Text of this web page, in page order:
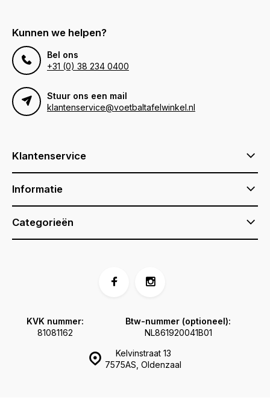
Kunnen we helpen?
Bel ons
+31 (0) 38 234 0400
Stuur ons een mail
klantenservice@voetbaltafelwinkel.nl
Klantenservice
Informatie
Categorieën
Kelvinstraat 13
7575AS, Oldenzaal
KVK nummer:
81081162
Btw-nummer (optioneel):
NL861920041B01